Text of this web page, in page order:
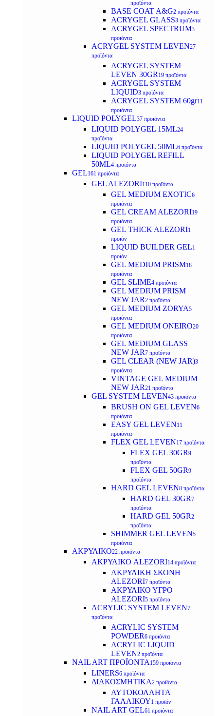
προϊόντα
BASE COAT A&G2 προϊόντα
ACRYGEL GLASS3 προϊόντα
ACRYGEL SPECTRUM3
προϊόντα
ACRYGEL SYSTEM LEVEN27
προϊόντα
ACRYGEL SYSTEM
LEVEN 30GR 19 προϊόντα
ACRYGEL SYSTEM
LIQUID3 προϊόντα
ACRYGEL SYSTEM 60gr11
προϊόντα
LIQUID POLYGEL37 προϊόντα
LIQUID POLYGEL 15ML24
προϊόντα
LIQUID POLYGEL 50ML6 προϊόντα
LIQUID POLYGEL REFILL
50ML4 προϊόντα
GEL161 προϊόντα
GEL ALEZORI110 προϊόντα
GEL MEDIUM EXOTIC6
προϊόντα
GEL CREAM ALEZORI19
προϊόντα
GEL THICK ALEZORI1
προϊόν
LIQUID BUILDER GEL1
προϊόν
GEL MEDIUM PRISM18
προϊόντα
GEL SLIME4 προϊόντα
GEL MEDIUM PRISM
NEW JAR2 προϊόντα
GEL MEDIUM ZORYA5
προϊόντα
GEL MEDIUM ONEIRO20
προϊόντα
GEL MEDIUM GLASS
NEW JAR7 προϊόντα
GEL CLEAR (NEW JAR)3
προϊόντα
VINTAGE GEL MEDIUM
NEW JAR21 προϊόντα
GEL SYSTEM LEVEN43 προϊόντα
BRUSH ON GEL LEVEN6
προϊόντα
EASY GEL LEVEN11
προϊόντα
FLEX GEL LEVEN17 προϊόντα
FLEX GEL 30GR9
προϊόντα
FLEX GEL 50GR9
προϊόντα
HARD GEL LEVEN8 προϊόντα
HARD GEL 30GR7
προϊόντα
HARD GEL 50GR2
προϊόντα
SHIMMER GEL LEVEN5
προϊόντα
ΑΚΡΥΛΙΚΟ22 προϊόντα
ΑΚΡΥΛΙΚΟ ALEZORI14 προϊόντα
ΑΚΡΥΛΙΚΗ ΣΚΟΝΗ
ALEZORI7 προϊόντα
ΑΚΡΥΛΙΚΟ ΥΓΡΟ
ALEZORI5 προϊόντα
ACRYLIC SYSTEM LEVEN7
προϊόντα
ACRYLIC SYSTEM
POWDER6 προϊόντα
ACRYLIC LIQUID
LEVEN2 προϊόντα
NAIL ART ΠΡΟΪΟΝΤΑ 159 προϊόντα
LINERS6 προϊόντα
ΔΙΑΚΟΣΜΗΤΙΚΑ2 προϊόντα
ΑΥΤΟΚΟΛΛΗΤΑ
ΓΑΛΛΙΚΟΥ1 προϊόν
NAIL ART GEL61 προϊόντα